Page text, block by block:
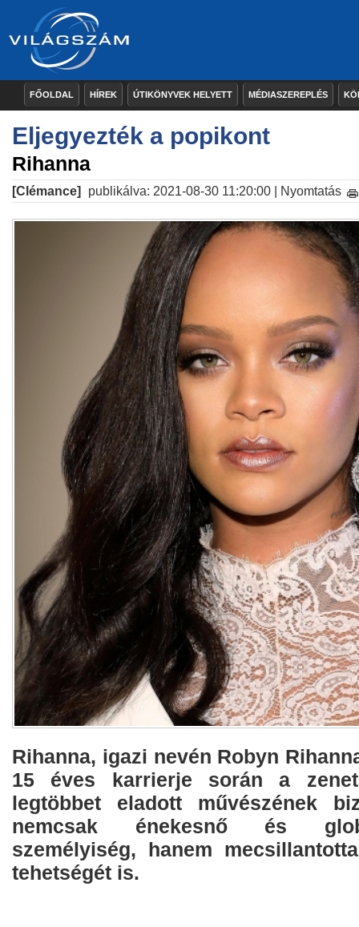
FŐOLDAL HÍREK ÚTIKÖNYVEK HELYETT MÉDIASZEREPLÉS
Eljegyezték a popikont
Rihanna
[Clémance] publikálva: 2021-08-30 11:20:00 | Nyomtatás
Rihanna, igazi nevén Robyn
15 éves karrierje során a
legtöbbet eladott művészének
nemcsak énekesnő és
személyiség, hanem
tehetségét is.